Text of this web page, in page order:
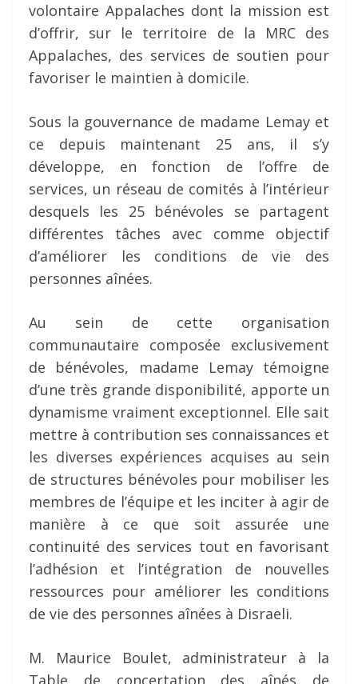
volontaire Appalaches dont la mission est
d’offrir, sur le territoire de la MRC des
Appalaches, des services de soutien pour
favoriser le maintien à domicile.
Sous la gouvernance de madame Lemay et
ce depuis maintenant 25 ans, il s’y
développe, en fonction de l’offre de
services, un réseau de comités à l’intérieur
desquels les 25 bénévoles se partagent
différentes tâches avec comme objectif
d’améliorer les conditions de vie des
personnes aînées.
Au sein de cette organisation
communautaire composée exclusivement
de bénévoles, madame Lemay témoigne
d’une très grande disponibilité, apporte un
dynamisme vraiment exceptionnel. Elle sait
mettre à contribution ses connaissances et
les diverses expériences acquises au sein
de structures bénévoles pour mobiliser les
membres de l’équipe et les inciter à agir de
manière à ce que soit assurée une
continuité des services tout en favorisant
l’adhésion et l’intégration de nouvelles
ressources pour améliorer les conditions
de vie des personnes aînées à Disraeli.
M. Maurice Boulet, administrateur à la
Table de concertation des aînés de